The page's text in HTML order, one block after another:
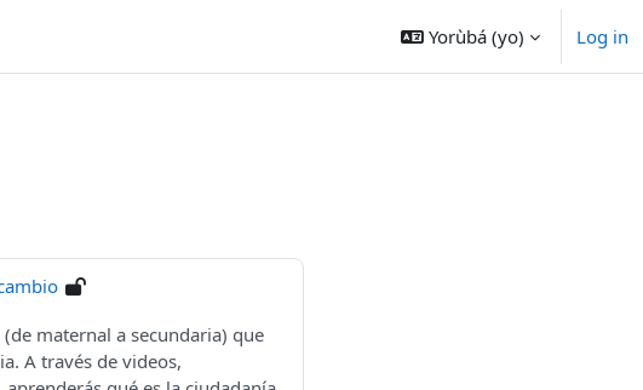
Yorùbá ‎(yo)‎ Log in
maternal a secundaria) que
A través de videos,